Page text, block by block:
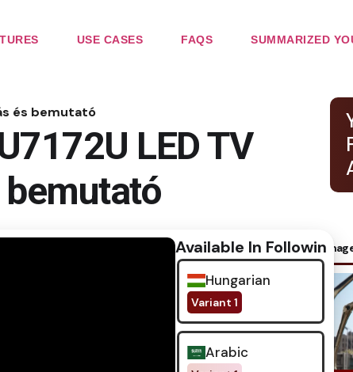
USE CASES FAQS SUMMARIZED
és bemutató
LED TV
Available In Following
Hungarian
Variant 1
Arabic
No